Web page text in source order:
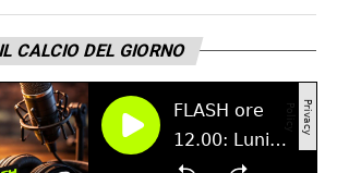
(Bayern Monaco),
Palmer (Chelsea),
Toney (Brentford), Watkins
IL CALCIO DEL GIORNO